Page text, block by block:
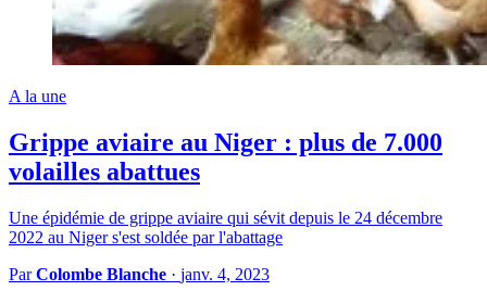
A la une
Grippe aviaire au Niger : plus de 7.000
volailles abattues
Une épidémie de grippe aviaire qui sévit depuis le 24 décembre
2022 au Niger s'est soldée par l'abattage
ParColombe Blanche · janv. 4, 2023